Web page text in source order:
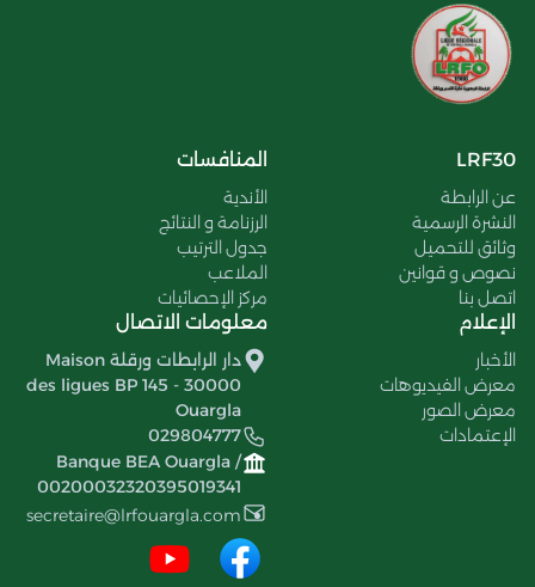
LRF30
عن الرابطة
النشرة الرسمية
وثائق للتحميل
نصوص و قوانين
اتصل بنا
المنافسات
الأندية
الرزنامة و النتائج
جدول الترتيب
الملاعب
مركز الإحصائيات
الإعلام
الأخبار
معرض الفيديوهات
معرض الصور
الإعتمادات
معلومات الاتصال
دار الرابطات ورقلة Maison
des ligues BP 145 - 30000
Ouargla
029804777
Banque BEA Ouargla /
00200032320395019341
secretaire@lrfouargla.com